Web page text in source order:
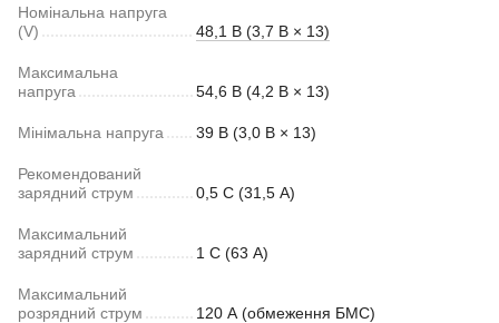
Номінальна напруга
(V)
48,1 В (3,7 В × 13)
Максимальна
напруга
54,6 В (4,2 В × 13)
Мінімальна напруга 39 В (3,0 В × 13)
Рекомендований
зарядний струм
0,5 С (31,5 А)
Максимальний
зарядний струм
1 С (63 А)
Максимальний
розрядний струм
120 А (обмеження БМС)